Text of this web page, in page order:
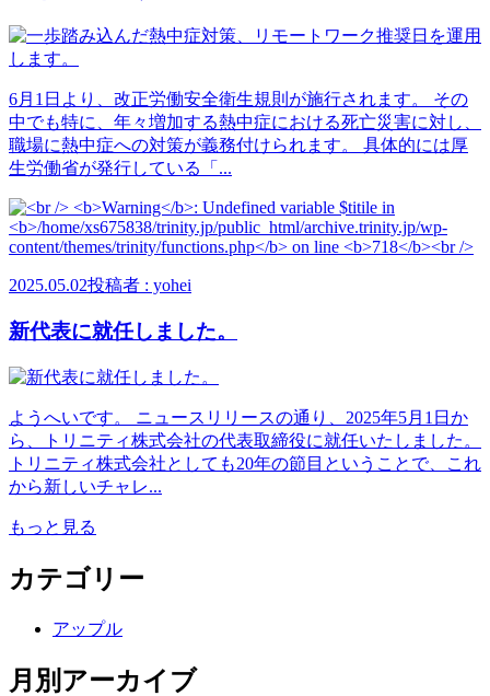
6月1日より、改正労働安全衛生規則が施行されます。 その
中でも特に、年々増加する熱中症における死亡災害に対し、
職場に熱中症への対策が義務付けられます。 具体的には厚
生労働省が発行している「...
2025.05.02投稿者 : yohei
新代表に就任しました。
ようへいです。 ニュースリリースの通り、2025年5月1日か
ら、トリニティ株式会社の代表取締役に就任いたしました。
トリニティ株式会社としても20年の節目ということで、これ
から新しいチャレ...
もっと見る
カテゴリー
アップル
月別アーカイブ